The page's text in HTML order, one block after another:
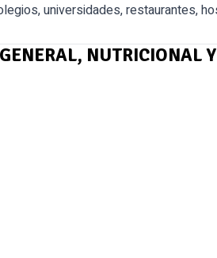
universidades, restaurantes,
NUTRICIONAL